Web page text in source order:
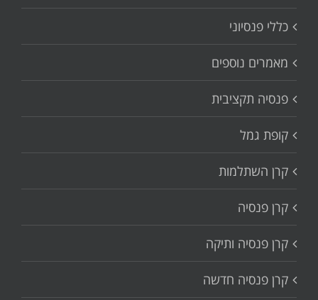
כללי פנסיוני
מאמרים נוספים
פנסיה תקציבית
קופת גמל
קרן השתלמות
קרן פנסיה
קרן פנסיה ותיקה
קרן פנסיה חדשה